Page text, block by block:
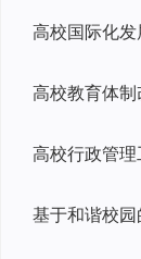
高校国际化
高校教育体
高校行政管
基于和谐校